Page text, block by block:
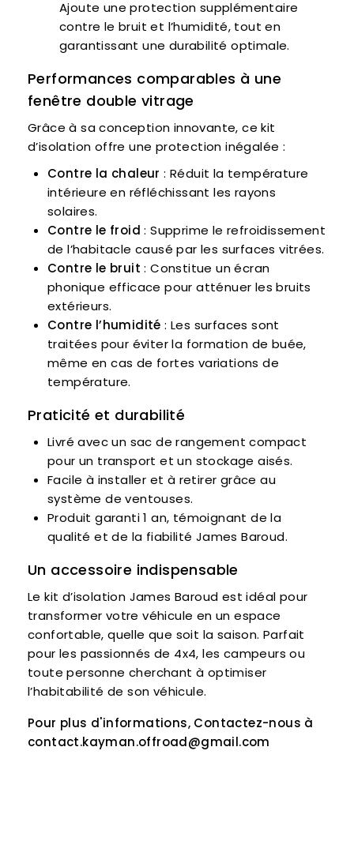
Ajoute une protection supplémentaire
contre le bruit et l’humidité, tout en
garantissant une durabilité optimale.
Performances comparables à une
fenêtre double vitrage
Grâce à sa conception innovante, ce kit
d’isolation offre une protection inégalée :
Contre la chaleur : Réduit la température
intérieure en réfléchissant les rayons
solaires.
Contre le froid : Supprime le refroidissement
de l’habitacle causé par les surfaces vitrées.
Contre le bruit : Constitue un écran
phonique efficace pour atténuer les bruits
extérieurs.
Contre l’humidité : Les surfaces sont
traitées pour éviter la formation de buée,
même en cas de fortes variations de
température.
Praticité et durabilité
Livré avec un sac de rangement compact
pour un transport et un stockage aisés.
Facile à installer et à retirer grâce au
système de ventouses.
Produit garanti 1 an, témoignant de la
qualité et de la fiabilité James Baroud.
Un accessoire indispensable
Le kit d’isolation James Baroud est idéal pour
transformer votre véhicule en un espace
confortable, quelle que soit la saison. Parfait
pour les passionnés de 4x4, les campeurs ou
toute personne cherchant à optimiser
l’habitabilité de son véhicule.
Pour plus d'informations, Contactez-nous à
contact.kayman.offroad@gmail.com